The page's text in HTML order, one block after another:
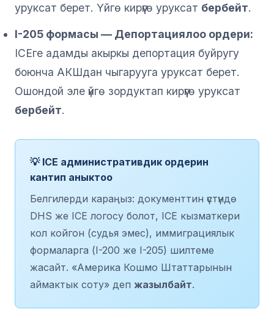
уруксат берет. Үйгө кирүүгө уруксат бербейт.
I-205 формасы — Депортациялоо ордери:
ICEге адамды акыркы депортация буйругу
боюнча АКШдан чыгарууга уруксат берет.
Ошондой эле үйгө зордуктап кирүүгө уруксат
бербейт.
💡 ICE административдик ордерин
кантип аныктоо
Белгилерди караңыз: документтин үстүндө
DHS же ICE логосу болот, ICE кызматкери
кол койгон (судья эмес), иммиграциялык
формаларга (I-200 же I-205) шилтеме
жасайт. «Америка Кошмо Штаттарынын
аймактык соту» деп жазылбайт.